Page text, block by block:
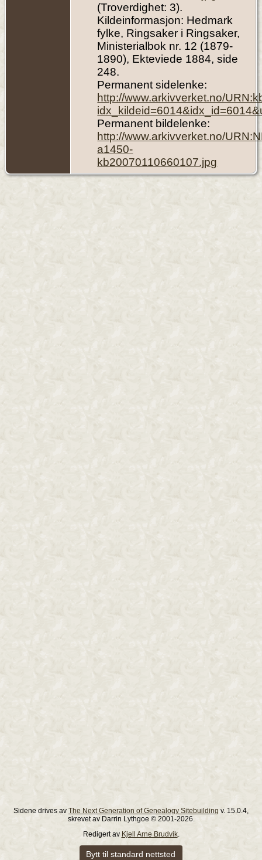
(Troverdighet: 3).
Kildeinformasjon: Hedmark
fylke, Ringsaker i Ringsaker,
Ministerialbok nr. 12 (1879-
1890), Ekteviede 1884, side
248.
Permanent sidelenke:
http://www.arkivverket.no/
Permanent bildelenke:
http://www.arkivverket.no/
a1450-
kb20070110660107.jpg
Sidene drives av The Next Generation of Genealogy Sitebuilding v. 15.0.4,
skrevet av Darrin Lythgoe © 2001-2026.
Redigert av Kjell Arne Brudvik.
Bytt til standard nettsted